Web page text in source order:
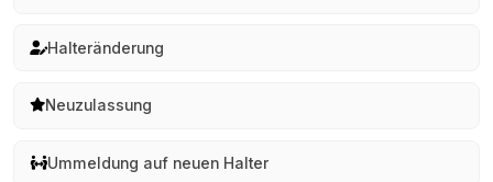
Halteränderung
Neuzulassung
Ummeldung auf neuen Halter